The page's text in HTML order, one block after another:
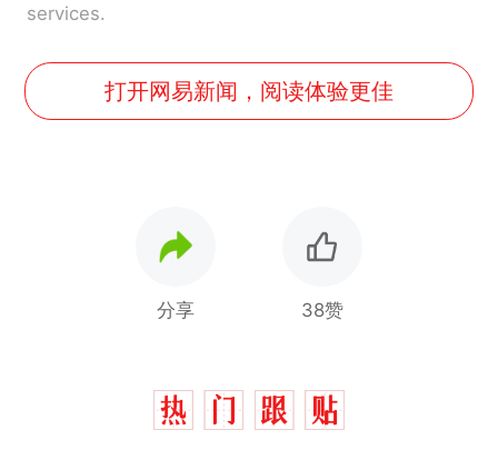
services.
打开网易新闻，阅读体验更佳
分享 38赞